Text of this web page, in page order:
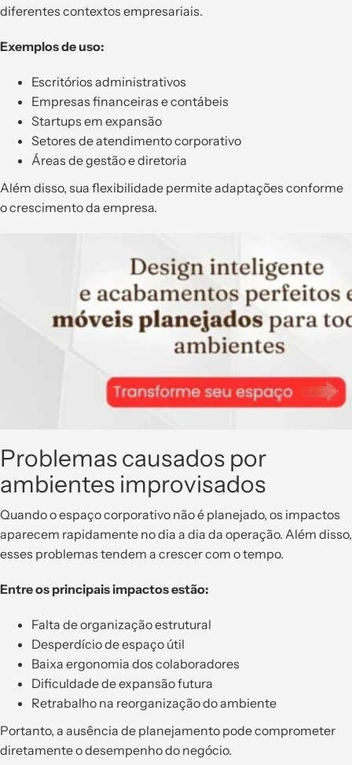
diferentes contextos empresariais.
Exemplos de uso:
Escritórios administrativos
Empresas financeiras e contábeis
Startups em expansão
Setores de atendimento corporativo
Áreas de gestão e diretoria
Além disso, sua flexibilidade permite adaptações conforme
o crescimento da empresa.
Problemas causados por
ambientes improvisados
Quando o espaço corporativo não é planejado, os impactos
aparecem rapidamente no dia a dia da operação. Além disso,
esses problemas tendem a crescer com o tempo.
Entre os principais impactos estão:
Falta de organização estrutural
Desperdício de espaço útil
Baixa ergonomia dos colaboradores
Dificuldade de expansão futura
Retrabalho na reorganização do ambiente
Portanto, a ausência de planejamento pode comprometer
diretamente o desempenho do negócio.